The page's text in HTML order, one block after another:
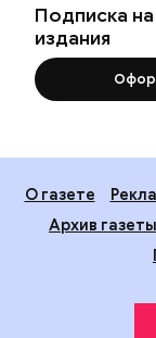
Подписка
издания
О газете
Архив газеты